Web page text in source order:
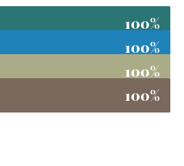
100%
100%
100%
100%